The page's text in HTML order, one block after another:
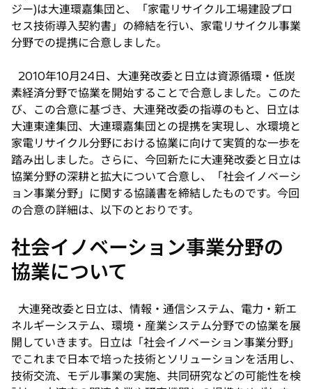
ジー)は大連環嘉集団と、「家電リサイクル工場建設プロ
セス技術導入契約書」の締結を行い、家電リサイクル事業
分野での提携に合意しました。
2010年10月24日、大連発改委と日立は資源循環・低炭
素経済分野で協業を開始することで合意しました。このた
び、この合意に基づき、大連発改委の指導のもと、日立は
大連東達集団、大連環嘉集団との提携を実現し、水環境と
家電リサイクル分野における協業に向けて実質的な一歩を
踏み出しました。さらに、今回新たに大連発改委と日立は
協業分野の深耕と拡大について合意し、「社会イノベーシ
ョン事業分野」に関する協議書を締結したものです。今回
の合意の詳細は、以下のとおりです。
社会イノベーション事業分野の
協業について
大連発改委と日立は、情報・通信システム、電力・新エ
ネルギーシステム、環境・産業システム分野での協業を展
開していきます。日立は「社会イノベーション事業分野」
でこれまで日本で培った技術とソリューションを活用し、
技術交流、モデル事業の実施、共同研究などの可能性を検